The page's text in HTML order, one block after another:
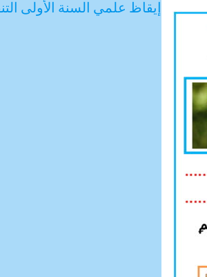
إيقاظ علمي السنة الأولى